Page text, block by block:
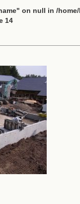
on null in /
14